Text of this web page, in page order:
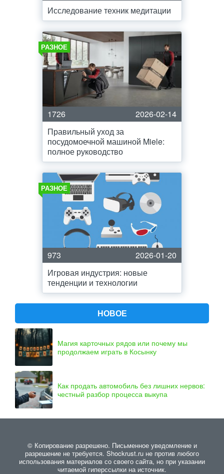
Исследование техник медитации
РАЗНОЕ
1726
2026-02-14
Правильный уход за
посудомоечной машиной Miele:
полное руководство
РАЗНОЕ
973
2026-01-20
Игровая индустрия: новые
тенденции и технологии
НОВОЕ
Магия карточных рядов или почему мы
продолжаем играть в Косынку
Как продать автомобиль без лишних нервов:
честный разбор процесса выкупа
© Копирование разрешено. Письменное уведомление и
разрешение не требуется. Shockrust.ru не против любого
использования материалов со своего сайта, но при указании
читаемой гиперссылки на источник.